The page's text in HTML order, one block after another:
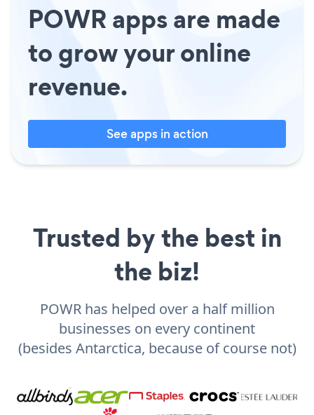
POWR apps are made
to grow your online
revenue.
See apps in action
Trusted by the best in
the biz!
POWR has helped over a half million
businesses on every continent
(besides Antarctica, because of course not)